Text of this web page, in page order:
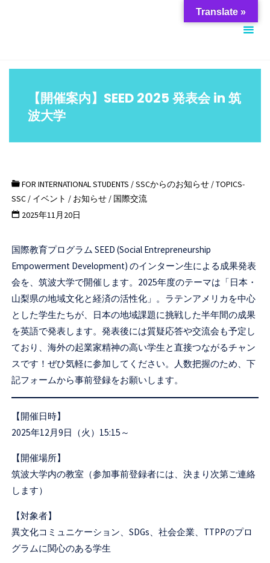
ト
サ
ー
ト
セ
ン
タ
ー
【開催案内】SEED 2025 発表会 in 筑
波大学
FOR INTERNATIONAL STUDENTS /SSCからのお知らせ/TOPICS-
SSC/ イベント / お知らせ/ 国際交流
2025年11月20日
国際教育プログラム SEED (Social Entrepreneurship
Empowerment Development) のインターン生による成果発表
会を、筑波大学で開催します。2025年度のテーマは「日本・
山梨県の地域文化と経済の活性化」。ラテンアメリカを中心
とした学生たちが、日本の地域課題に挑戦した半年間の成果
を英語で発表します。発表後には質疑応答や交流会も予定し
ており、海外の起業家精神の高い学生と直接つながるチャン
スです！ぜひ気軽に参加してください。人数把握のため、下
記フォームから事前登録をお願いします。
【開催日時】
2025年12月9日（火）15:15～
【開催場所】
筑波大学内の教室（参加事前登録者には、決まり次第ご連絡
します）
【対象者】
異文化コミュニケーション、SDGs、社会企業、TTPPのプロ
グラムに関心のある学生
Translate »